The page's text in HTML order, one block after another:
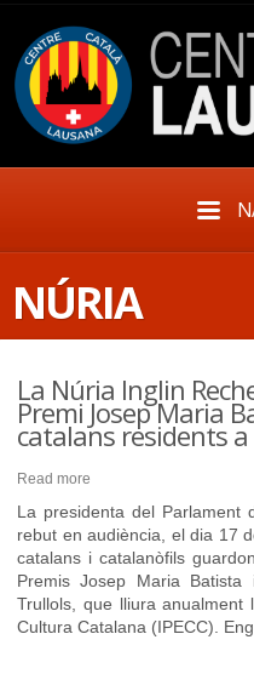
NÚRIA
La Núria Inglin
Premi Josep Maria
catalans residents a
Read more
La presidenta del Parlament
rebut en audiència, el dia 17
catalans i catalanòfils
Premis Josep Maria
Trullols, que lliura anualment
Cultura Catalana (IPECC).